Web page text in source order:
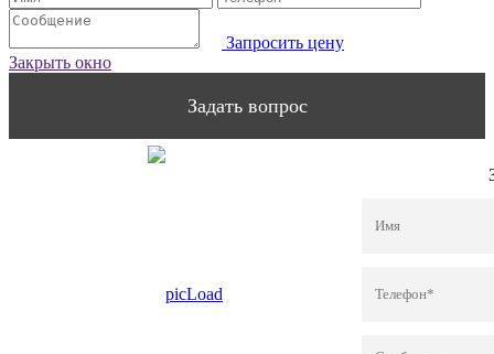
Запросить цену
Закрыть окно
Задать вопрос